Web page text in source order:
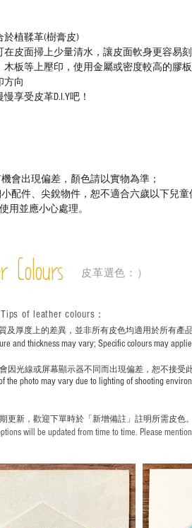
於植鞣革(樹膏皮)
在皮面掃上少量清水，讓皮面軟身更容易
木板等上壓印，使用金屬或密度較高的膠
方向
享受皮革D.I.Y吧！
會出現偏差，顏色請以實物為準；
小配件、尖銳物件，恕不適合六歲以下兒
用並應小心處理。
Colours 皮革選色：）
及厚度上的差異，並非所有皮色均適用於所有產
and thickness may vary; Specific colours may
會因光線或屏幕顯示器不同而出現偏差，恕不接受
the photo may vary due to lighting of shooting
更新，歡迎下單時於「新增備註」註明 所需皮色。
will be updated from time to time. Please
Tips of leather colours ：